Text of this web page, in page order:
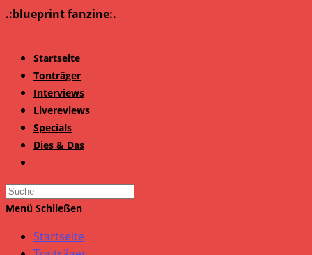
Zum
.:blueprint fanzine:.
Startseite
Tonträger
Interviews
Livereviews
Specials
Dies & Das
Search
this
Menü Schließen
Startseite